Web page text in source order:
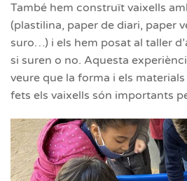
També hem construït vaixells
(plastilina, paper de diari, paper
suro…) i els hem posat al taller
si suren o no. Aquesta
veure que la forma i els
fets els vaixells són importants